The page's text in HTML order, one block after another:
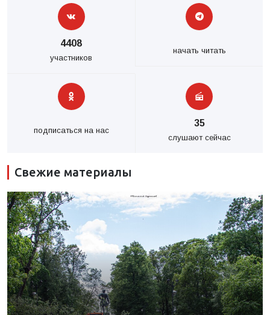
4408
участников
начать читать
подписаться на нас
35
слушают сейчас
Свежие материалы